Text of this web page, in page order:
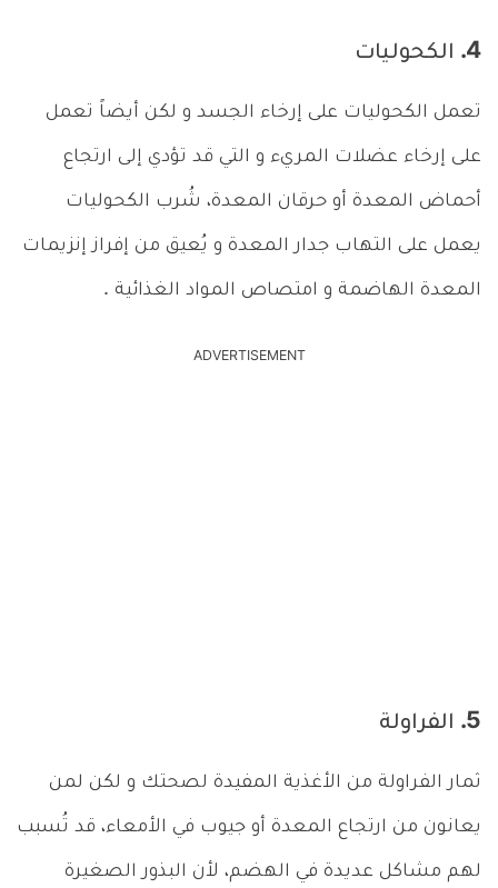
4. الكحوليات
تعمل الكحوليات على إرخاء الجسد و لكن أيضاً تعمل
على إرخاء عضلات المريء و التي قد تؤدي إلى ارتجاع
أحماض المعدة أو حرقان المعدة، شُرب الكحوليات
يعمل على التهاب جدار المعدة و يُعيق من إفراز إنزيمات
المعدة الهاضمة و امتصاص المواد الغذائية .
ADVERTISEMENT
5. الفراولة
ثمار الفراولة من الأغذية المفيدة لصحتك و لكن لمن
يعانون من ارتجاع المعدة أو جيوب في الأمعاء، قد تُسبب
لهم مشاكل عديدة في الهضم، لأن البذور الصغيرة